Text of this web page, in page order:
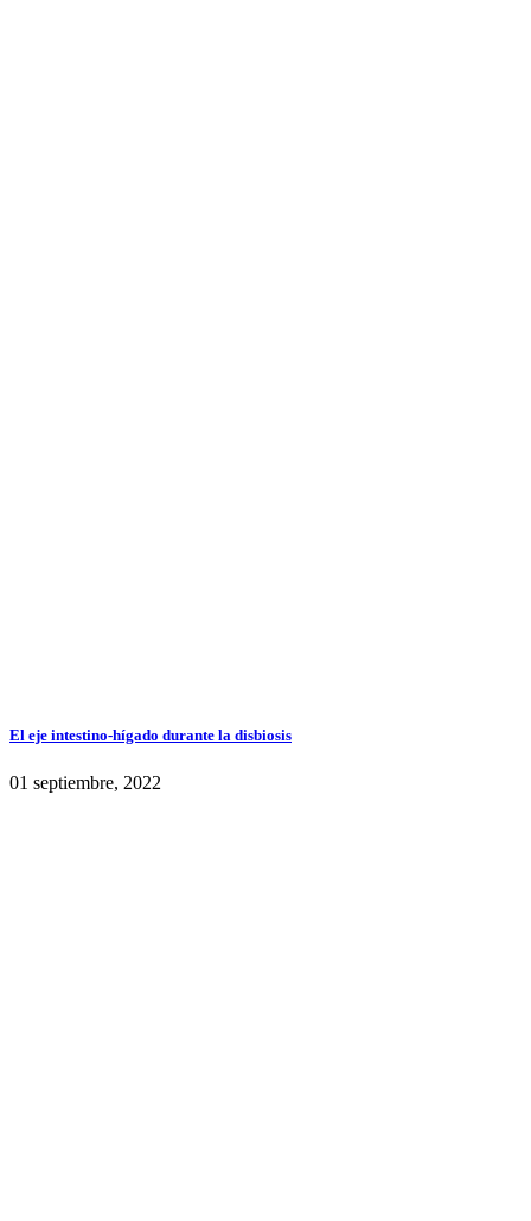
El eje intestino-hígado durante la disbiosis
01 septiembre, 2022